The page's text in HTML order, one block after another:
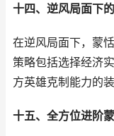
十四、逆风局面下
在逆风局面下，蒙
策略包括选择经济
方英雄克制能力的
十五、全方位进阶